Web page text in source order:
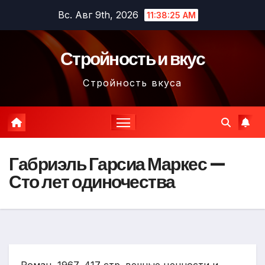
содержимому
Вс. Авг 9th, 2026 11:38:26 AM
Стройность и вкус
Стройность вкуса
Габриэль Гарсиа Маркес —
Сто лет одиночества